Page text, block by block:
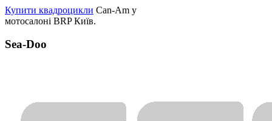
Купити квадроцикли Can-Am у
мотосалоні BRP Київ.
Sea-Doo